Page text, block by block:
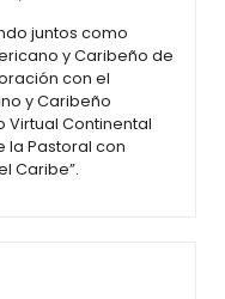
juntos como
y Caribeño de
con el
y Caribeño
Virtual Continental
la Pastoral con
Caribe”.